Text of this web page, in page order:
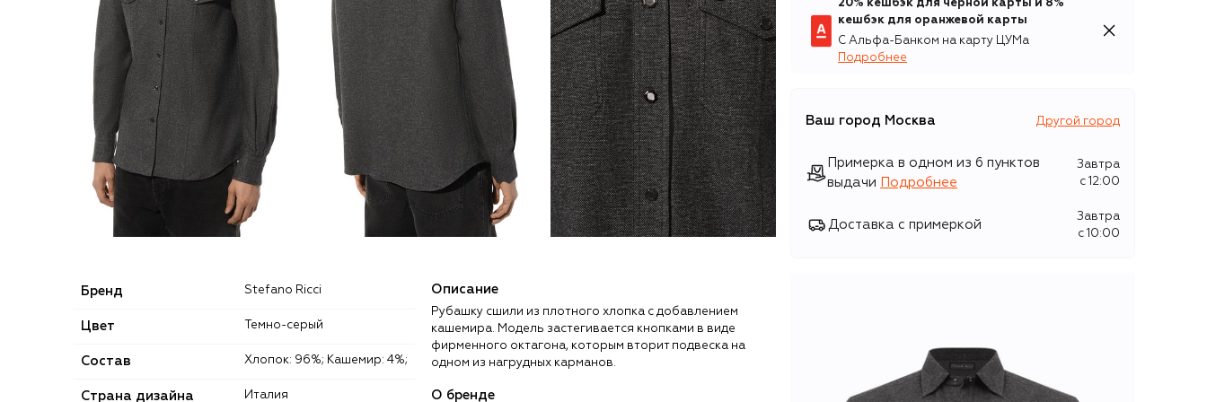
20% кешбэк для чёрной карты и 8%
кешбэк для оранжевой карты
С Альфа-Банком на карту ЦУМа
Подробнее
Ваш город Москва Другой город
Примерка в одном из 6 пунктов
выдачи
Подробнее
Завтра
c 12:00
Доставка с примеркой
Завтра
c 10:00
Бренд Stefano Ricci
Цвет Темно-серый
Состав Хлопок: 96%; Кашемир: 4%;
Страна дизайна Италия
Описание
Рубашку сшили из плотного хлопка с добавлением
кашемира. Модель застегивается кнопками в виде
фирменного октагона, которым вторит подвеска на
одном из нагрудных карманов.
О бренде